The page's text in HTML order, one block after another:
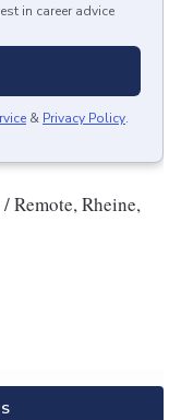
in career advice
& Privacy Policy.
Remote, Rheine,